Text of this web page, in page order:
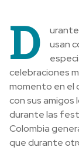
D
usan
celebraciones
momento en el
con sus amigos
durante las
Colombia
que durante